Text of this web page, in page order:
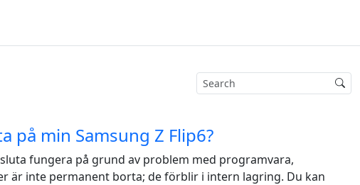
på min Samsung Z Flip6?
fungera på grund av problem med programvara,
är inte permanent borta; de förblir i intern lagring. Du kan